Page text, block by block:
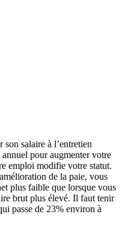
salaire à l’entretien
pour augmenter votre
emploi modifie votre statut.
de la paie, vous
plus faible que lorsque vous
brut plus élevé. Il faut tenir
passe de 23% environ à